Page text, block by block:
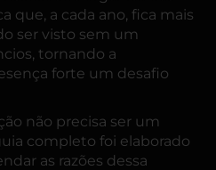
que, a cada ano, fica mais
ser visto sem um
tornando a
forte um desafio
não precisa ser um
completo foi elaborado
as razões dessa